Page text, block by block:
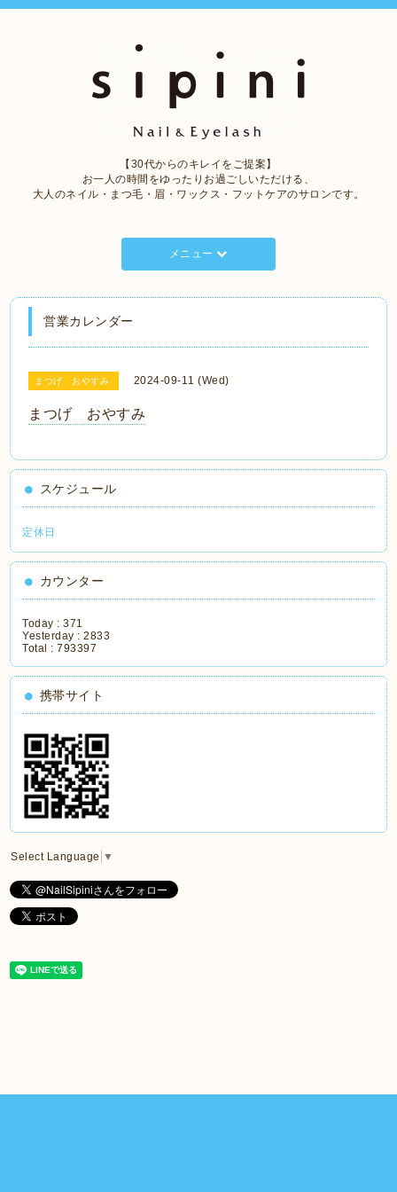
【30代からのキレイをご提案】
お一人の時間をゆったりお過ごしいただける、
大人のネイル・まつ毛・眉・ワックス・フットケアのサロンです。
メニュー
営業カレンダー
まつげ おやすみ 2024-09-11 (Wed)
まつげ おやすみ
スケジュール
定休日
カウンター
Today :371
Yesterday :2833
Total :793397
携帯サイト
Select Language ▼